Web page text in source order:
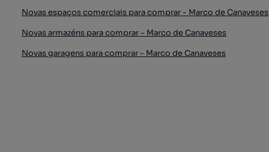
Novas espaços comerciais para comprar - Marco de Canaveses
Novas armazéns para comprar - Marco de Canaveses
Novas garagens para comprar - Marco de Canaveses